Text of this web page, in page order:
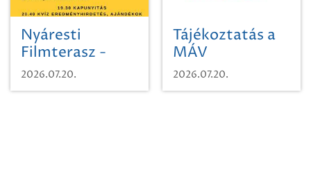
Nyáresti
Filmterasz -
Beugró a
Paradicsomba
2026.07.20.
Tájékoztatás a
MÁV
Pályaműködtetési
Zrt. Területi
2026.07.20.